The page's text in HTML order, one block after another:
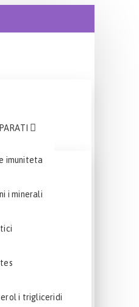
imuniteta
i minerali
i trigliceridi